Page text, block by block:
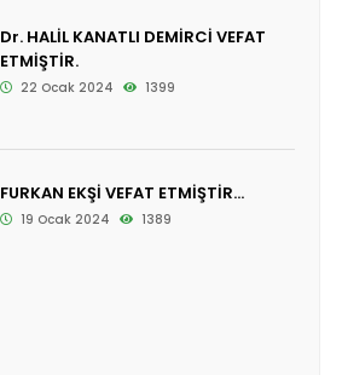
Dr. HALİL KANATLI DEMİRCİ VEFAT
ETMİŞTİR.
22 Ocak 2024 1399
FURKAN EKŞİ VEFAT ETMİŞTİR...
19 Ocak 2024 1389